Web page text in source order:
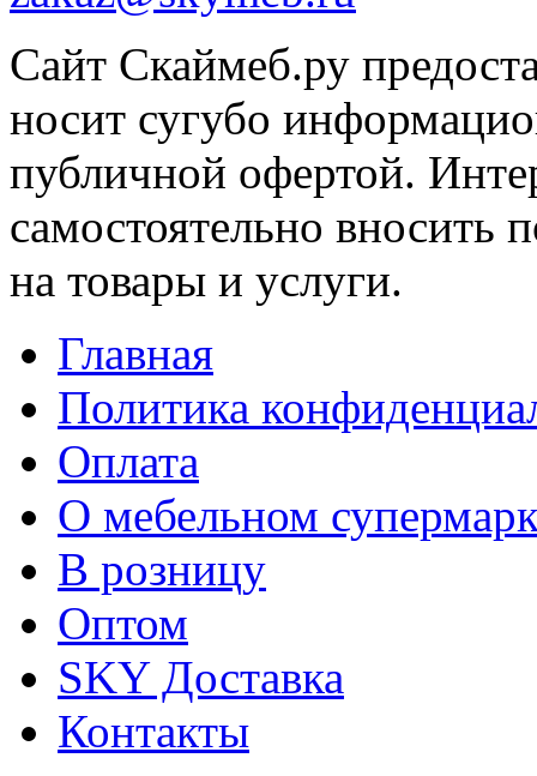
Сайт Скаймеб.ру
носит сугубо
публичной офертой.
самостоятельно вносить
на товары и услуги.
Главная
Политика
Оплата
О мебельном
В розницу
Оптом
SKY Доставка
Контакты